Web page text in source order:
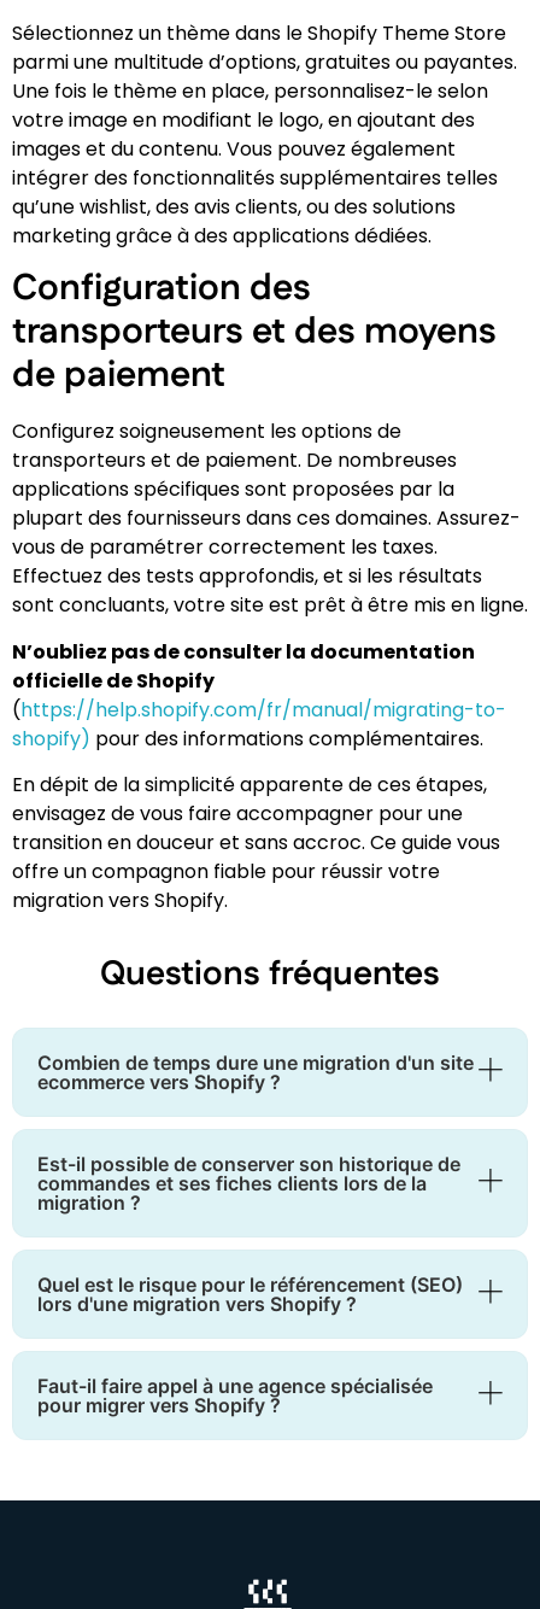
Sélectionnez un thème dans le Shopify Theme Store
parmi une multitude d’options, gratuites ou payantes.
Une fois le thème en place, personnalisez-le selon
votre image en modifiant le logo, en ajoutant des
images et du contenu. Vous pouvez également
intégrer des fonctionnalités supplémentaires telles
qu’une wishlist, des avis clients, ou des solutions
marketing grâce à des applications dédiées.
Configuration des
transporteurs et des moyens
de paiement
Configurez soigneusement les options de
transporteurs et de paiement. De nombreuses
applications spécifiques sont proposées par la
plupart des fournisseurs dans ces domaines. Assurez-
vous de paramétrer correctement les taxes.
Effectuez des tests approfondis, et si les résultats
sont concluants, votre site est prêt à être mis en ligne.
N’oubliez pas de consulter la documentation
officielle de Shopify
(https://help.shopify.com/fr/manual/migrating-to-
shopify) pour des informations complémentaires.
En dépit de la simplicité apparente de ces étapes,
envisagez de vous faire accompagner pour une
transition en douceur et sans accroc. Ce guide vous
offre un compagnon fiable pour réussir votre
migration vers Shopify.
Questions fréquentes
Combien de temps dure une migration d'un site
ecommerce vers Shopify ?
Est-il possible de conserver son historique de
commandes et ses fiches clients lors de la
migration ?
Quel est le risque pour le référencement (SEO)
lors d'une migration vers Shopify ?
Faut-il faire appel à une agence spécialisée
pour migrer vers Shopify ?